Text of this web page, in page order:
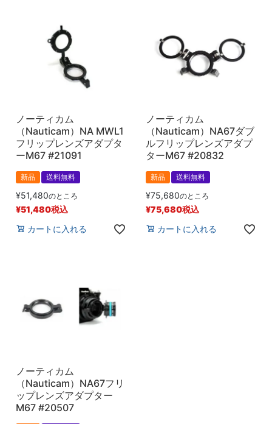
ノーティカム
（Nauticam）NA MWL1
フリップレンズアダプタ
ーM67 #21091
新品 送料無料
¥51,480のところ
¥51,480税込
カートに入れる
ノーティカム
（Nauticam）NA67ダブ
ルフリップレンズアダプ
ターM67 #20832
新品 送料無料
¥75,680のところ
¥75,680税込
カートに入れる
ノーティカム
（Nauticam）NA67フリ
ップレンズアダプター
M67 #20507